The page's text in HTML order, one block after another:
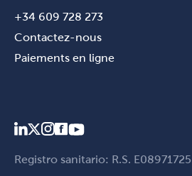
+34 609 728 273
Contactez-nous
Paiements en ligne
Registro sanitario: R.S. E08971725